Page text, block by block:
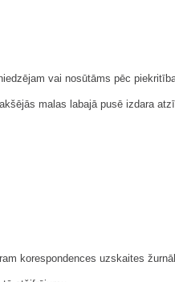
vai nosūtāms pēc
malas labajā pusē izdara
korespondences uzskaites